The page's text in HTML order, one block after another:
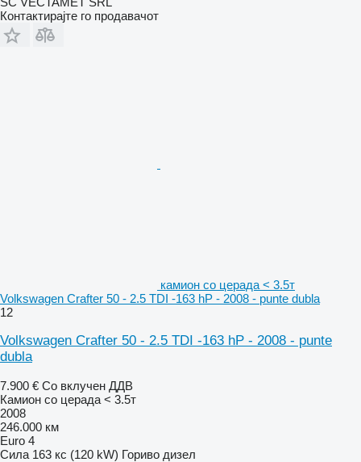
Контактирајте го продавачот
камион со церада < 3.5т
Volkswagen Crafter 50 - 2.5 TDI -163 hP - 2008 - punte dubla
12
Volkswagen Crafter 50 - 2.5 TDI -163 hP - 2008 - punte
dubla
7.900 € Со вклучен ДДВ
Камион со церада < 3.5т
2008
246.000 км
Euro 4
Сила 163 кс (120 kW) Гориво дизел